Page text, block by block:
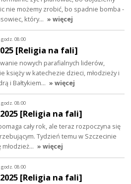
nie możemy zrobić, bo spadnie bomba -
który… » więcej
godz. 08:00
[Religia na fali]
nowych parafialnych liderów,
księży w katechezie dzieci, młodzieży i
i Bałtykiem… » więcej
godz. 08:00
[Religia na fali]
cały rok, ale teraz rozpoczyna się
Tydzień temu w Szczecinie
młodzież… » więcej
godz. 08:00
[Religia na fali]